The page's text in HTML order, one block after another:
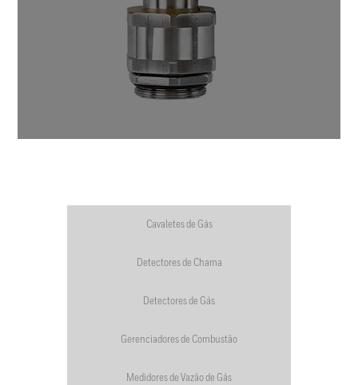
Cavaletes de Gás
Detectores de Chama
Detectores de Gás
Gerenciadores de Combustão
Medidores de Vazão de Gás